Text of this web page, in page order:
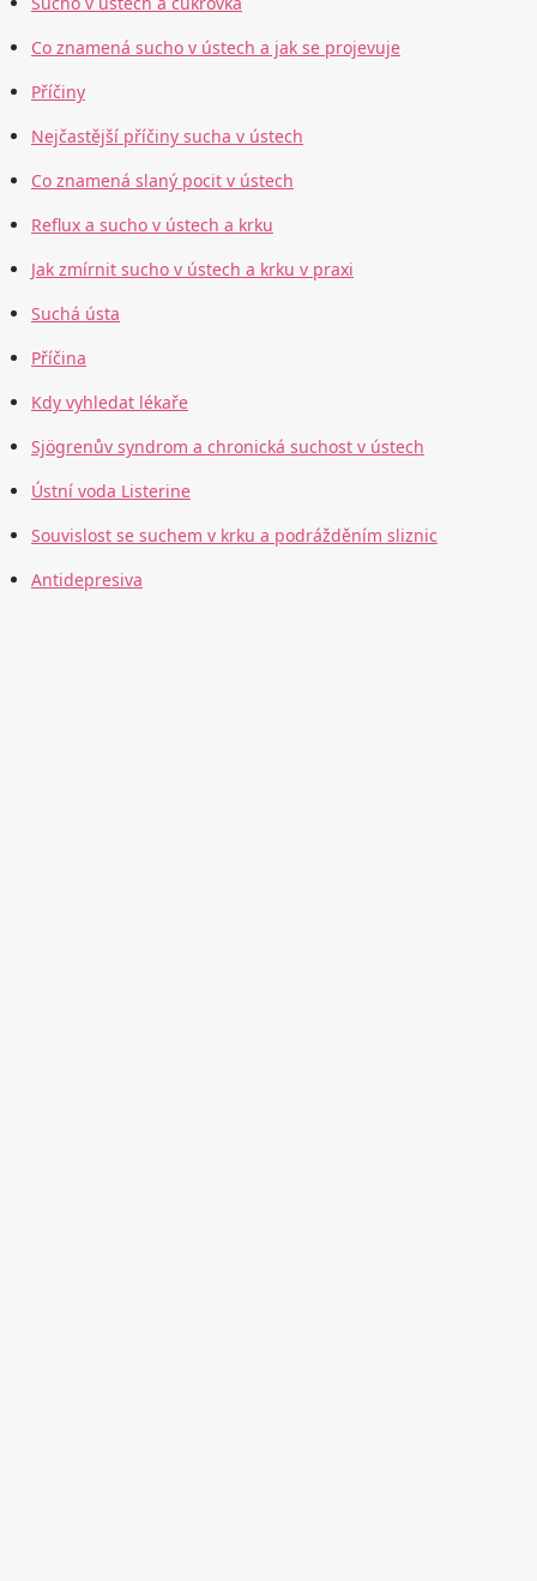
Co znamená sucho v ústech a jak se projevuje
Příčiny
Nejčastější příčiny sucha v ústech
Co znamená slaný pocit v ústech
Reflux a sucho v ústech a krku
Jak zmírnit sucho v ústech a krku v praxi
Suchá ústa
Příčina
Kdy vyhledat lékaře
Sjögrenův syndrom a chronická suchost v ústech
Ústní voda Listerine
Souvislost se suchem v krku a podrážděním sliznic
Antidepresiva